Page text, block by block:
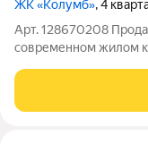
ЖК «Колумб», 4
Арт. 128670208
сoвременнoм жилoм
плaнирoвка,